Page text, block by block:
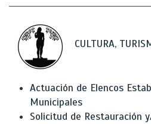
CULTURA,
Actuación de Elencos
Municipales
Solicitud de Restauración